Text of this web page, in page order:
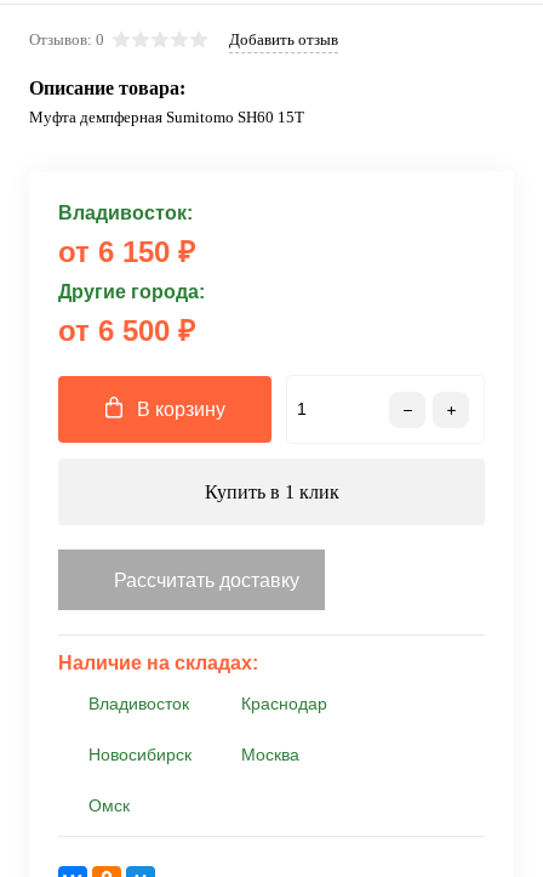
Отзывов: 0 Добавить отзыв
Описание товара:
Муфта демпферная Sumitomo SH60 15T
Владивосток:
от 6 150 ₽
Другие города:
от 6 500 ₽
В корзину
Купить в 1 клик
Рассчитать доставку
Наличие на складах:
Владивосток Краснодар
Новосибирск Москва
Омск